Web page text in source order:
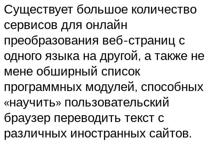
Существует большое количество
сервисов для онлайн
преобразования веб-страниц с
одного языка на другой, а также не
мене обширный список
программных модулей, способных
«научить» пользовательский
браузер переводить текст с
различных иностранных сайтов.